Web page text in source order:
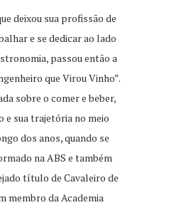
deixou sua profissão de
e se dedicar ao lado
passou então a
que Virou Vinho”.
sobre o comer e beber,
sua trajetória no meio
dos anos, quando se
na ABS e também
título de Cavaleiro de
membro da Academia